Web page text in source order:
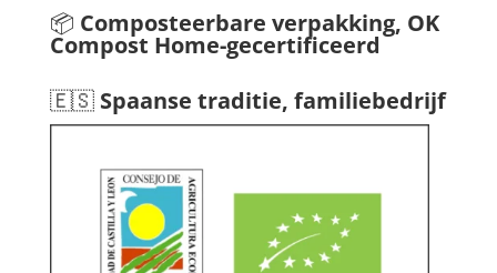
📦 Composteerbare verpakking, OK
Compost Home-gecertificeerd
🇪🇸 Spaanse traditie, familiebedrijf